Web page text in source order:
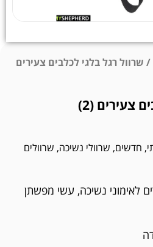
/ שרוול רגל בלגי לכלבים צעירים
צעירים (2)
, חדשים, שרוולי נשיכה, שרוולים
לאימוני נשיכה, עשי מפשתן